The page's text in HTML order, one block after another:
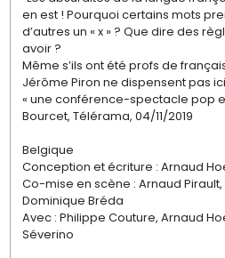
en est ! Pourquoi certains mots
d’autres un « x » ? Que dire des
avoir ?
Même s’ils ont été profs de
Jérôme Piron ne dispensent pas
« une conférence-spectacle pop
Bourcet, Télérama, 04/11/2019
Belgique
Conception et écriture : Arnaud
Co-mise en scène : Arnaud
Dominique Bréda
Avec : Philippe Couture, Arnaud
Séverino